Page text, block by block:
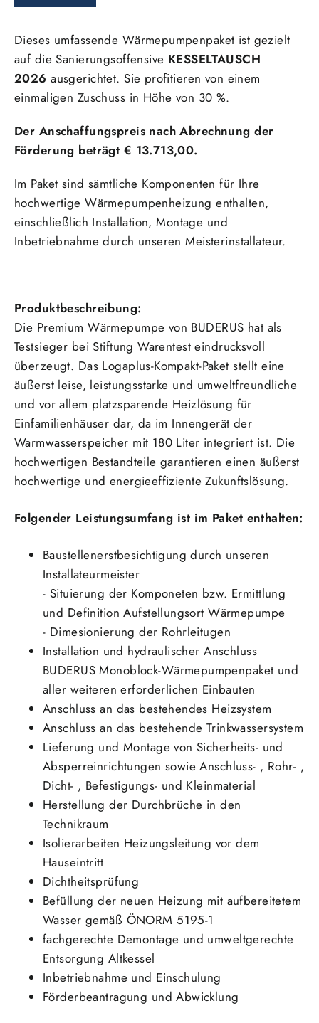
Dieses umfassende Wärmepumpenpaket ist gezielt
auf die Sanierungsoffensive KESSELTAUSCH
2026ausgerichtet. Sie profitieren von einem
einmaligen Zuschuss in Höhe von 30 %.
Der Anschaffungspreis nach Abrechnung der
Förderung beträgt € 13.713,00.
Im Paket sind sämtliche Komponenten für Ihre
hochwertige Wärmepumpenheizung enthalten,
einschließlich Installation, Montage und
Inbetriebnahme durch unseren Meisterinstallateur.
Produktbeschreibung:
Die Premium Wärmepumpe von BUDERUS hat als
Testsieger bei Stiftung Warentest eindrucksvoll
überzeugt. Das Logaplus-Kompakt-Paket stellt eine
äußerst leise, leistungsstarke und umweltfreundliche
und vor allem platzsparende Heizlösung für
Einfamilienhäuser dar, da im Innengerät der
Warmwasserspeicher mit 180 Liter integriert ist. Die
hochwertigen Bestandteile garantieren einen äußerst
hochwertige und energieeffiziente Zukunftslösung.
Folgender Leistungsumfang ist im Paket enthalten:
Baustellenerstbesichtigung durch unseren
Installateurmeister
- Situierung der Komponeten bzw. Ermittlung
und Definition Aufstellungsort Wärmepumpe
- Dimesionierung der Rohrleitugen
Installation und hydraulischer Anschluss
BUDERUS Monoblock-Wärmepumpenpaket und
aller weiteren erforderlichen Einbauten
Anschluss an das bestehendes Heizsystem
Anschluss an das bestehende Trinkwassersystem
Lieferung und Montage von Sicherheits- und
Absperreinrichtungen sowie Anschluss- , Rohr- ,
Dicht- , Befestigungs- und Kleinmaterial
Herstellung der Durchbrüche in den
Technikraum
Isolierarbeiten Heizungsleitung vor dem
Hauseintritt
Dichtheitsprüfung
Befüllung der neuen Heizung mit aufbereitetem
Wasser gemäß ÖNORM 5195-1
fachgerechte Demontage und umweltgerechte
Entsorgung Altkessel
Inbetriebnahme und Einschulung
Förderbeantragung und Abwicklung